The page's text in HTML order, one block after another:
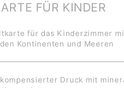
FÜR KINDER
für das Kinderzimmer
Kontinenten und Meeren
Druck mit